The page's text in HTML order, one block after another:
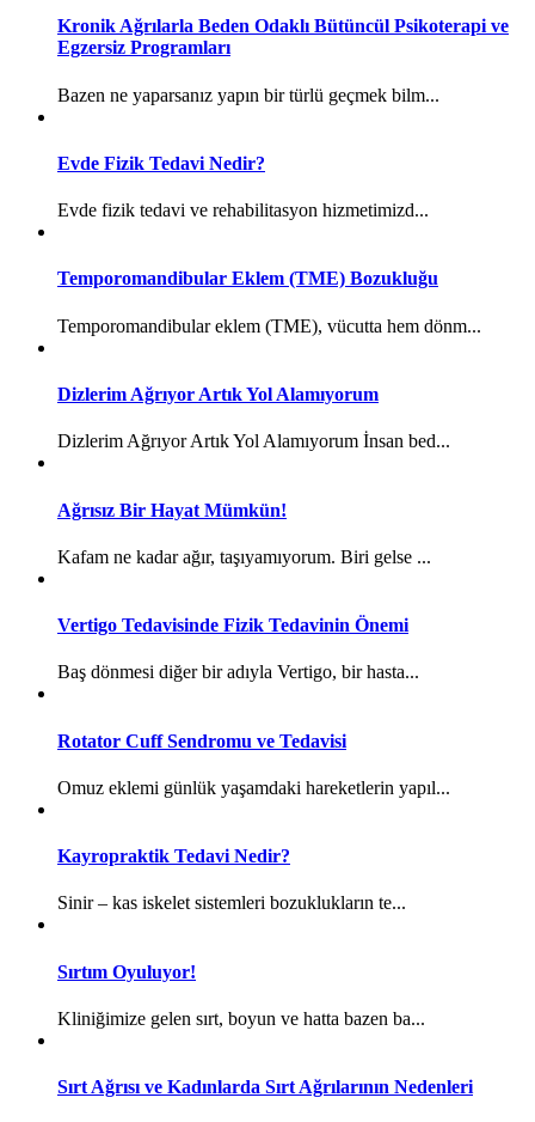
Kronik Ağrılarla Beden Odaklı Bütüncül Psikoterapi ve
Egzersiz Programları
Bazen ne yaparsanız yapın bir türlü geçmek bilm...
Evde Fizik Tedavi Nedir?
Evde fizik tedavi ve rehabilitasyon hizmetimizd...
Temporomandibular Eklem (TME) Bozukluğu
Temporomandibular eklem (TME), vücutta hem dönm...
Dizlerim Ağrıyor Artık Yol Alamıyorum
Dizlerim Ağrıyor Artık Yol Alamıyorum İnsan bed...
Ağrısız Bir Hayat Mümkün!
Kafam ne kadar ağır, taşıyamıyorum. Biri gelse ...
Vertigo Tedavisinde Fizik Tedavinin Önemi
Baş dönmesi diğer bir adıyla Vertigo, bir hasta...
Rotator Cuff Sendromu ve Tedavisi
Omuz eklemi günlük yaşamdaki hareketlerin yapıl...
Kayropraktik Tedavi Nedir?
Sinir – kas iskelet sistemleri bozuklukların te...
Sırtım Oyuluyor!
Kliniğimize gelen sırt, boyun ve hatta bazen ba...
Sırt Ağrısı ve Kadınlarda Sırt Ağrılarının Nedenleri